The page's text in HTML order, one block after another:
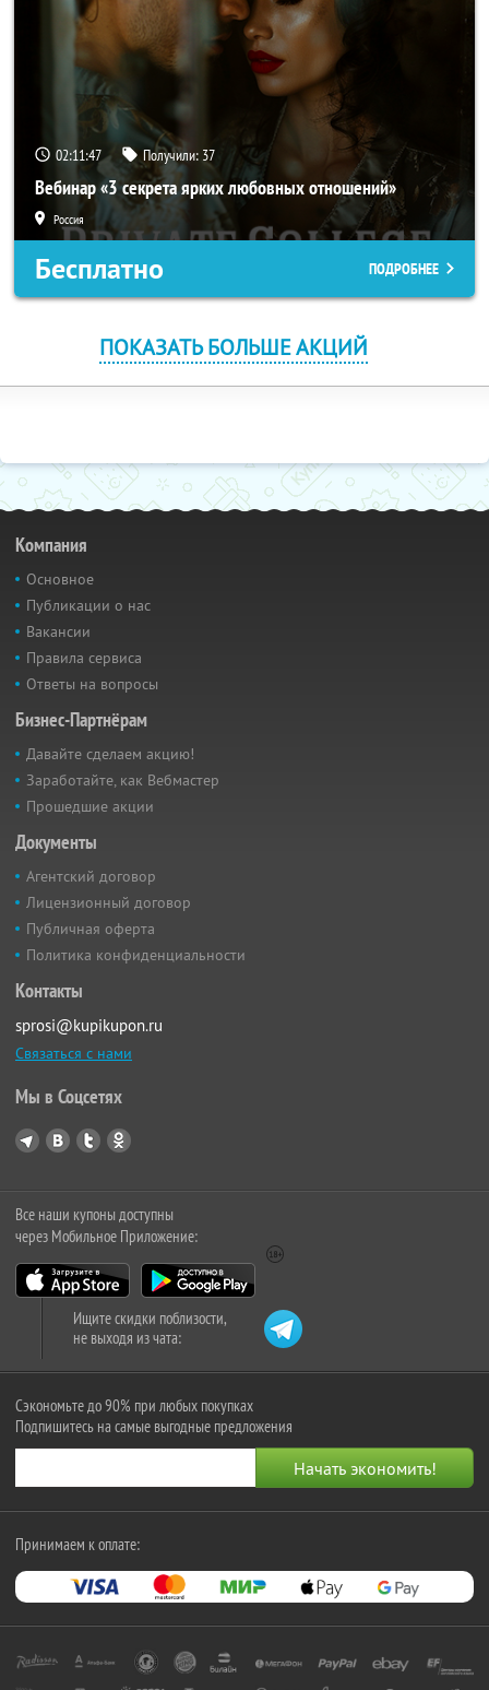
02:11:46 Получили: 37
Вебинар «3 секрета ярких любовных отношений»
Россия
Бесплатно ПОДРОБНЕЕ
ПОКАЗАТЬ БОЛЬШЕ АКЦИЙ
Компания
Основное
Публикации о нас
Вакансии
Правила сервиса
Ответы на вопросы
Бизнес-Партнёрам
Давайте сделаем акцию!
Заработайте, как Вебмастер
Прошедшие акции
Документы
Агентский договор
Лицензионный договор
Публичная оферта
Политика конфиденциальности
Контакты
sprosi@kupikupon.ru
Связаться с нами
Мы в Соцсетях
Все наши купоны доступны
через Мобильное Приложение:
Ищите скидки поблизости,
не выходя из чата:
Сэкономьте до 90% при любых покупках
Подпишитесь на самые выгодные предложения
Принимаем к оплате: